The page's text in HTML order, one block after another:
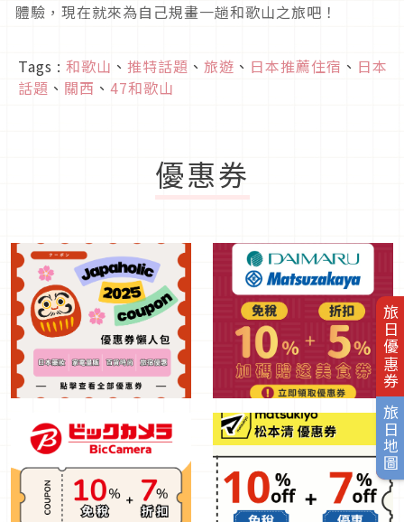
旅日優惠券
旅日地圖
體驗，現在就來為自己規畫一趟和歌山之旅吧！
Tags : 和歌山 、 推特話題 、 旅遊 、 日本推薦住宿 、 日本
話題 、 關西 、 47和歌山
優惠券